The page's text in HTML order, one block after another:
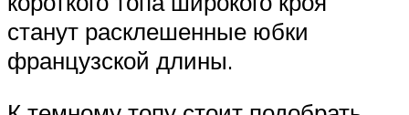
станут расклешенные юбки
французской длины.